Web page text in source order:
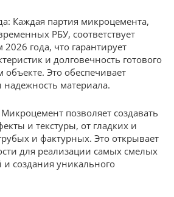
Каждая партия микроцемента,
РБУ, соответствует
2026 года, что гарантирует
и долговечность готового
Это обеспечивает
надежность материала.
позволяет создавать
и текстуры, от гладких и
и фактурных. Это открывает
для реализации самых смелых
создания уникального